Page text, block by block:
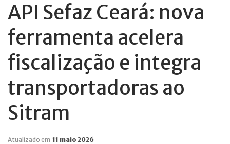
API Sefaz Ceará: nova
ferramenta acelera
fiscalização e integra
transportadoras ao
Sitram
Atualizado em 11 maio 2026